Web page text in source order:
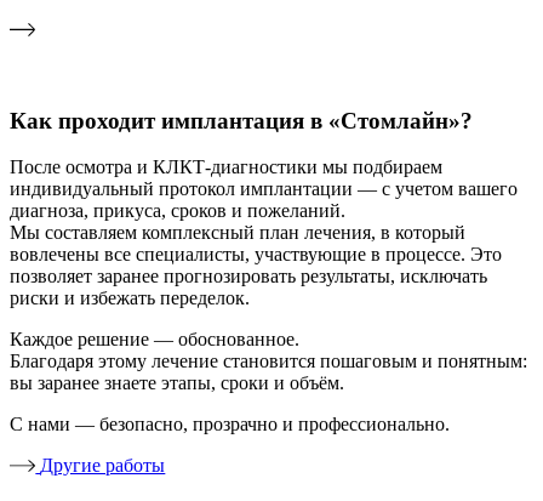
Как проходит имплантация в «Стомлайн»?
После осмотра и КЛКТ-диагностики мы подбираем
индивидуальный протокол имплантации — с учетом вашего
диагноза, прикуса, сроков и пожеланий.
Мы составляем комплексный план лечения, в который
вовлечены все специалисты, участвующие в процессе. Это
позволяет заранее прогнозировать результаты, исключать
риски и избежать переделок.
Каждое решение — обоснованное.
Благодаря этому лечение становится пошаговым и понятным:
вы заранее знаете этапы, сроки и объём.
С нами — безопасно, прозрачно и профессионально.
Другие работы